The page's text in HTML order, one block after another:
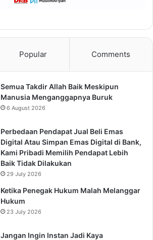
Popular Comments
Semua Takdir Allah Baik Meskipun
Manusia Menganggapnya Buruk
6 August 2026
Perbedaan Pendapat Jual Beli Emas
Digital Atau Simpan Emas Digital di Bank,
Kami Pribadi Memilih Pendapat Lebih
Baik Tidak Dilakukan
29 July 2026
Ketika Penegak Hukum Malah Melanggar
Hukum
23 July 2026
Jangan Ingin Instan Jadi Kaya